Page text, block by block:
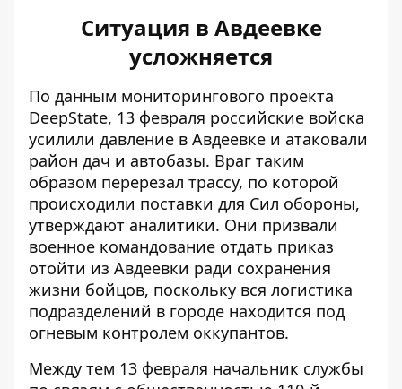
Ситуация в Авдеевке
усложняется
По данным мониторингового проекта
DeepState, 13 февраля российские войска
усилили давление в Авдеевке и атаковали
район дач и автобазы. Враг таким
образом перерезал трассу, по которой
происходили поставки для Сил обороны,
утверждают аналитики. Они призвали
военное командование отдать приказ
отойти из Авдеевки ради сохранения
жизни бойцов, поскольку вся логистика
подразделений в городе находится под
огневым контролем оккупантов.
Между тем 13 февраля начальник службы